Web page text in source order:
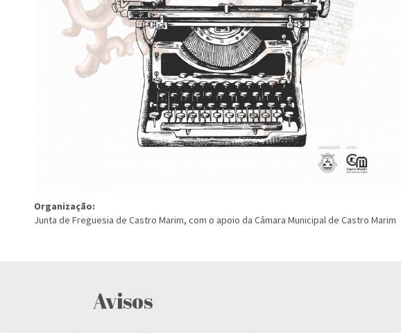
Organização:
Junta de Freguesia de Castro Marim, com o apoio da Câmara Municipal de Castro Marim
Avisos